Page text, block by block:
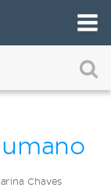
favorita
Chaves